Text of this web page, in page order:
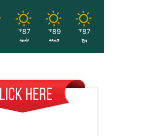
87
℉
پنج
89
℉
جمعه
87
℉
شنبه